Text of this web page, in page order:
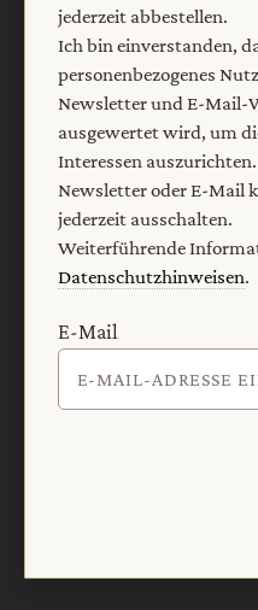
AGB und
Vertrag widerrufen
jederzeit abbestellen.
Ich bin einverstanden,
personenbezogenes
Newsletter und E-Mail-
ausgewertet wird, um
Interessen
Newsletter oder E-Mail
jederzeit ausschalten.
Weiterführende
Datenschutzhinweisen.
E-Mail